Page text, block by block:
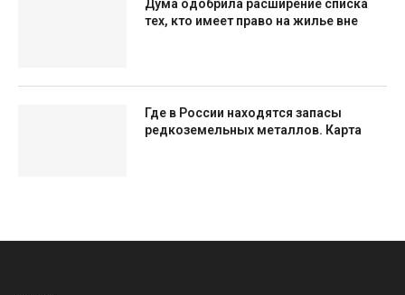
Дума одобрила расширение списка
тех, кто имеет право на жилье вне
Где в России находятся запасы
редкоземельных металлов. Карта